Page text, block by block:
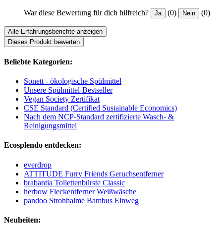
War diese Bewertung für dich hilfreich? Ja (0) Nein (0)
Alle Erfahrungsberichte anzeigen
Dieses Produkt bewerten
Beliebte Kategorien:
Sonett - ökologische Spülmittel
Unsere Spülmittel-Bestseller
Vegan Society Zertifikat
CSE Standard (Certified Sustainable Economics)
Nach dem NCP-Standard zertifizierte Wasch- &
Reinigungsmittel
Ecosplendo entdecken:
everdrop
ATTITUDE Furry Friends Geruchsentferner
brabantia Toilettenbürste Classic
herbow Fleckentferner Weißwäsche
pandoo Strohhalme Bambus Einweg
Neuheiten: